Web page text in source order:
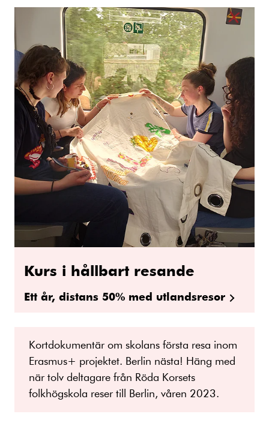
Kurs i hållbart resande
Ett år, distans 50% med utlandsresor
Kortdokumentär om skolans första resa inom
Erasmus+ projektet. Berlin nästa! Häng med
när tolv deltagare från Röda Korsets
folkhögskola reser till Berlin, våren 2023.